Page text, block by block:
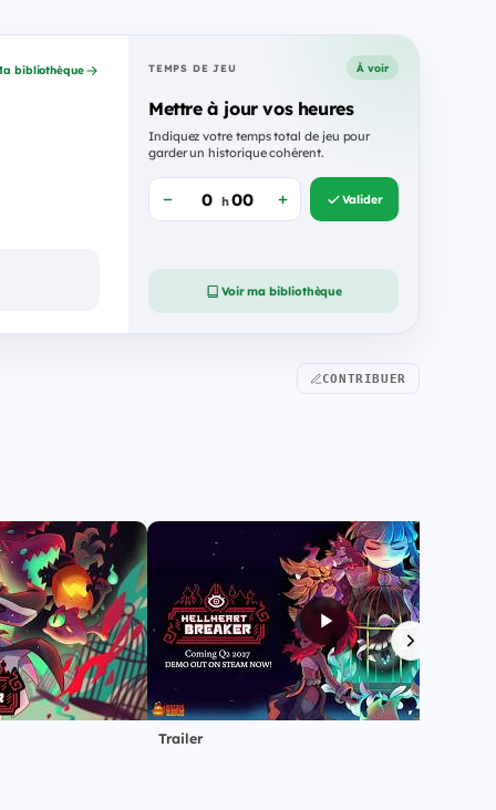
bibliothèque TEMPS DE JEU À voir
Mettre à jour vos heures
Indiquez votre temps total de jeu pour
garder un historique cohérent.
h Valider
Voir ma bibliothèque
CONTRIBUER
Trailer